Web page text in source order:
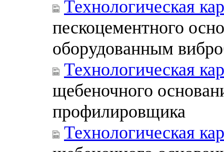
Технологическая
пескоцементного
оборудованным
Технологическая
щебеночного
профилировщика
Технологическая